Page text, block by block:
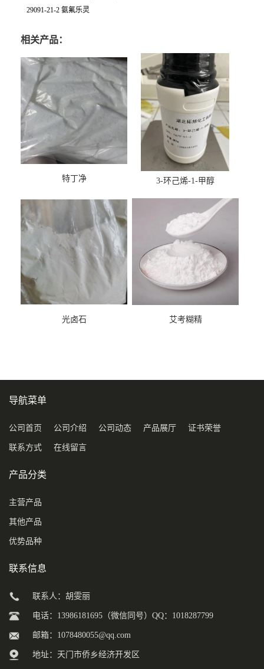
29091-21-2 氨氟乐灵
相关产品：
特丁净 3-环己烯-1-甲醇
光卤石 艾考糊精
导航菜单
公司首页 公司介绍 公司动态 产品展厅 证书荣誉
联系方式 在线留言
产品分类
主营产品
其他产品
优势品种
联系信息
联系人：胡雯丽
电话：13986181695（微信同号）QQ：1018287799
邮箱： 1078480055@qq.com
地址：天门市侨乡经济开发区